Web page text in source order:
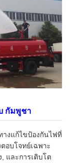
กัมพูชา
างแก้ไขป้องกันไฟที่
อบโจทย์เฉพาะ
และการเติบโต